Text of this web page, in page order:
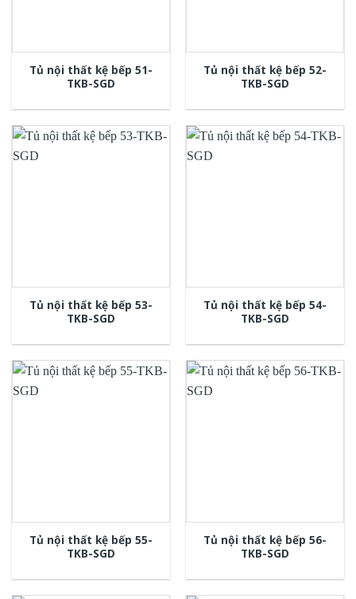
Tủ nội thất kệ bếp 51-
TKB-SGD
Tủ nội thất kệ bếp 52-
TKB-SGD
Tủ nội thất kệ bếp 53-
TKB-SGD
Tủ nội thất kệ bếp 54-
TKB-SGD
Tủ nội thất kệ bếp 55-
TKB-SGD
Tủ nội thất kệ bếp 56-
TKB-SGD